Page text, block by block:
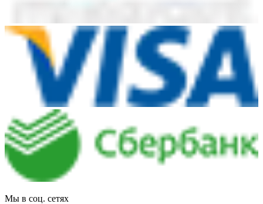
Мы в соц. сетях